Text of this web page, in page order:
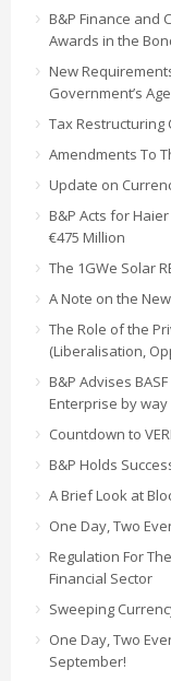
B&P Finance and
Awards in the
New
Government’s
Tax Restructuring
Amendments To
Update on
B&P Acts for
€475 Million
The 1GWe Solar
A Note on the
The Role of the
(Liberalisation,
B&P Advises
Enterprise by
Countdown to
B&P Holds
A Brief Look at
One Day, Two
Regulation For
Financial Sector
Sweeping
One Day, Two
September!